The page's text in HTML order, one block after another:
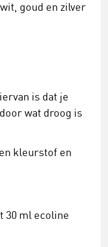
goud en zilver
is dat je
wat droog is
kleurstof en
30 ml ecoline